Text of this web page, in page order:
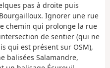
pas à droite puis
Ignorer une rue
chemin qui prolonge la rue
de sentier (qui ne
qui est présent sur OSM),
balisées Salamandre,